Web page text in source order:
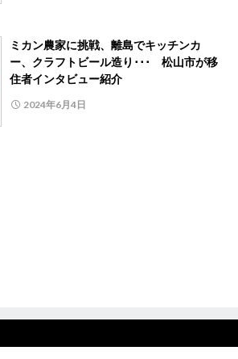
ミカン農家に挑戦、離島でキッチンカ
ー、クラフトビール造り･･･ 松山市が移
住者インタビュー紹介
2024年6月4日